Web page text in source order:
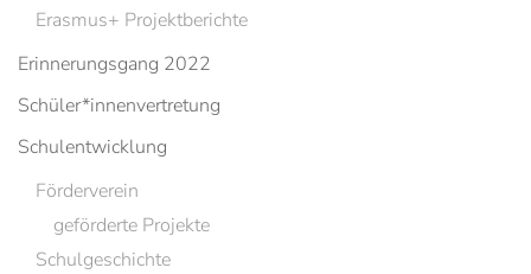
Erasmus+ Projektberichte
Erinnerungsgang 2022
Schüler*innenvertretung
Schulentwicklung
Förderverein
geförderte Projekte
Schulgeschichte